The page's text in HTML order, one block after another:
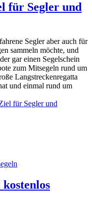
für Segler und
Segler aber auch für
sammeln möchte, und
gar einen Segelschein
zum Mitsegeln rund um
Langstreckenregatta
und einmal rund um
für Segler und